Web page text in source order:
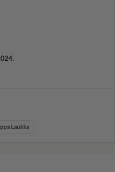
Laukka